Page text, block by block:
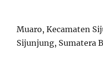
Muaro, Kecamaten
Sijunjung, Sumatera